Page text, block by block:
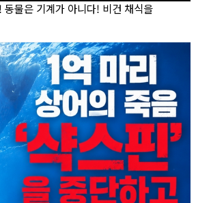
물은 기계가 아니다! 비건 채식을